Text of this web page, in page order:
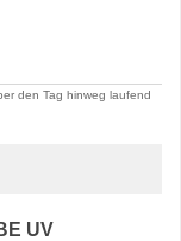
den Tag hinweg laufend
UV